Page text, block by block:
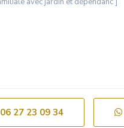
06 27 23 09 34